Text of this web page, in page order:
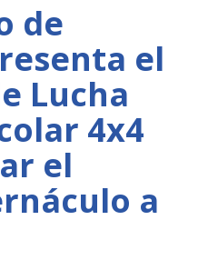
de
el
Lucha
4x4
el
a